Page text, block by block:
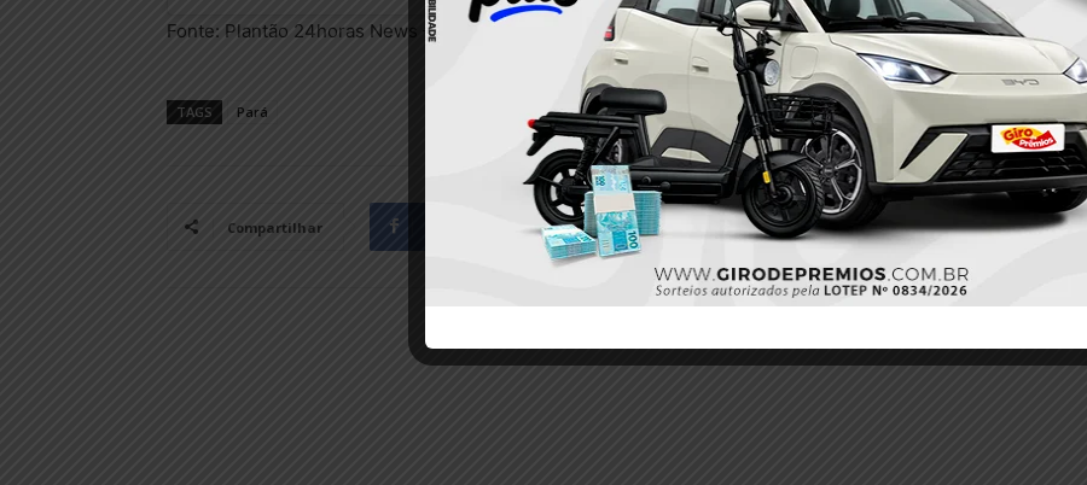
Fonte: Plantão 24horas News – Jornalista Neto Alves
TAGS Pará
Compartilhar Twitter Pinterest